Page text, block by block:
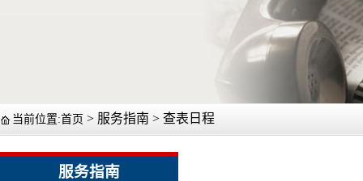
当前位置:首页 > 服务指南 > 查表日程
服务指南